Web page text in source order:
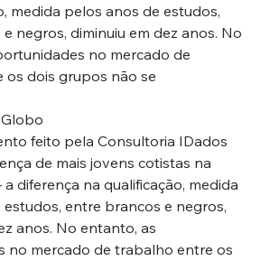
medida pelos anos de estudos,
negros, diminuiu em dez anos. No
no mercado de
dois grupos não se
feito pela Consultoria IDados
de mais jovens cotistas na
a diferença na qualificação, medida
entre brancos e negros,
anos. No entanto, as
no mercado de trabalho entre os